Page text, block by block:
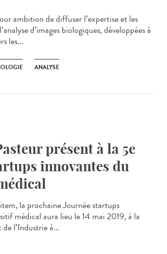
ambition de diffuser l’expertise et les
d’images biologiques, développées à
les...
ANALYSE
présent à la 5e
innovantes du
la prochaine Journée startups
médical aura lieu le 14 mai 2019, à la
l’Industrie à...